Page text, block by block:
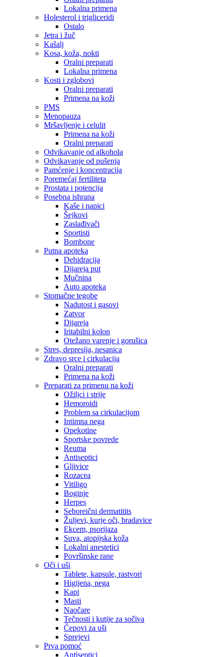
Lokalna primena
Holesterol i trigliceridi
Ostalo
Jetra i žuč
Kašalj
Kosa, koža, nokti
Oralni preparati
Lokalna primena
Kosti i zglobovi
Oralni preparati
Primena na koži
PMS
Menopauza
Mršavljenje i celulit
Primena na koži
Oralni preparati
Odvikavanje od alkohola
Odvikavanje od pušenja
Pamćenje i koncentracija
Poremećaj fertiliteta
Prostata i potencija
Posebna ishrana
Kaše i napici
Šejkovi
Zaslađivači
Sportisti
Bombone
Putna apoteka
Dehidracija
Dijareja put
Mučnina
Auto apoteka
Stomačne tegobe
Nadutost i gasovi
Zatvor
Dijareja
Iritabilni kolon
Otežano varenje i gorušica
Stres, depresija, nesanica
Zdravo srce i cirkulacija
Oralni preparati
Primena na koži
Preparati za primenu na koži
Ožiljci i strije
Hemoroidi
Problem sa cirkulacijom
Intimna nega
Opekotine
Sportske povrede
Reuma
Antiseptici
Gljivice
Rozacea
Vitiligo
Boginje
Herpes
Seboreični dermatitits
Žuljevi, kurje oči, bradavice
Ekcem, psorijaza
Suva, atopijska koža
Lokalni anestetici
Površinske rane
Oči i uši
Tablete, kapsule, rastvori
Higijena, nega
Kapi
Masti
Naočare
Tečnosti i kutije za sočiva
Čepovi za uši
Sprejevi
Prva pomoć
Antiseptici